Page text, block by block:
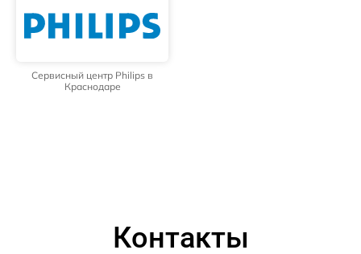
Сервисный центр Philips в
Краснодаре
Контакты